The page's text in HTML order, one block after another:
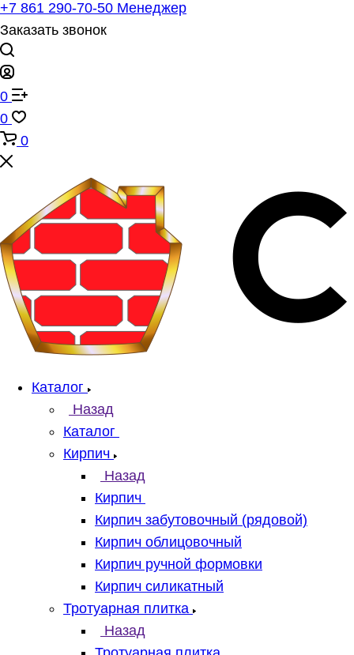
+7 861 290-70-50 Менеджер
Заказать звонок
0
0
0
Каталог
Назад
Каталог
Кирпич
Назад
Кирпич
Кирпич забутовочный (рядовой)
Кирпич облицовочный
Кирпич ручной формовки
Кирпич силикатный
Тротуарная плитка
Назад